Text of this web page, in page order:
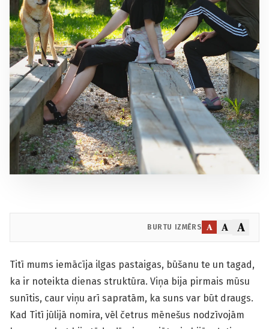
BURTU IZMĒRS A A A
Titī mums iemācīja ilgas pastaigas, būšanu te un tagad,
ka ir noteikta dienas struktūra. Viņa bija pirmais mūsu
sunītis, caur viņu arī sapratām, ka suns var būt draugs.
Kad Titī jūlijā nomira, vēl četrus mēnešus nodzīvojām